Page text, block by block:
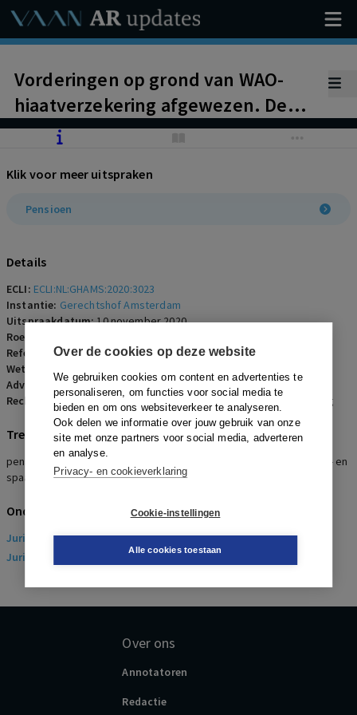
Over de cookies op deze website
We gebruiken cookies om content en advertenties te
personaliseren, om functies voor social media te
bieden en om ons websiteverkeer te analyseren.
Ook delen we informatie over jouw gebruik van onze
site met onze partners voor social media, adverteren
en analyse.
Privacy- en cookieverklaring
Cookie-instellingen
Alle cookies toestaan
Vorderingen op grond van WAO-
hiaatverzekering afgewezen. De
polis met de daarvan deel
verzekeringsvoorwaarden
(verzekeringsovereenkomst) is het
niet het (tussen werknemer en
werkgever geldende)
pensioenreglement.
Klik voor meer uitspraken
Pensioen
Details
ECLI: ECLI:NL:GHAMS:2020:3023
Instantie: Gerechtshof Amsterdam
Uitspraakdatum:10 november 2020
Roepnaam:
Referentienummer:AR-2020-1387
Wetsartikelen:
Advocaten:N.T.C. Vuik en I.M.C.A. Reinders Folmer
Rechters:R.M. de Winter, R.J.M. Smit en I.A. Haanappel-van der Burg
Trefwoorden
pensioen, pensioenovereenkomst, pensioenreglement, Pensioen- en
spaarfondsenwet, WAO-hiaat
Onderwerpen
Juridisch> Arbeidsrecht
Juridisch
> Sociaal Zekerheidsrecht
Over ons
Annotatoren
Redactie